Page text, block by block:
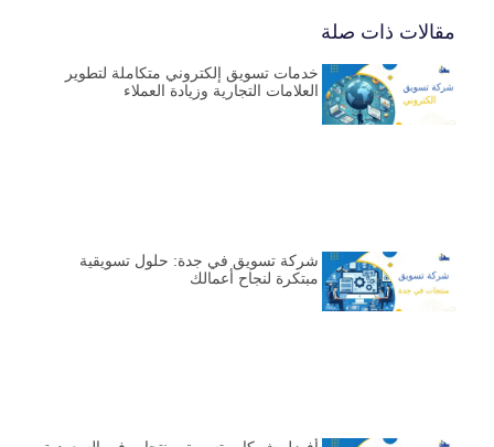
مقالات ذات صلة
خدمات تسويق إلكتروني متكاملة لتطوير
العلامات التجارية وزيادة العملاء
شركة تسويق في جدة: حلول تسويقية
مبتكرة لنجاح أعمالك